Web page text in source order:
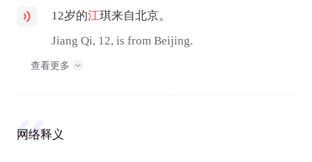
12岁的江琪来自北京。
Jiang Qi, 12, is from Beijing.
查看更多
网络释义